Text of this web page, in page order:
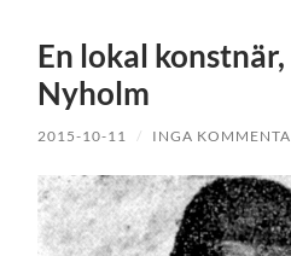
En lokal
Nyholm
2015-10-11 / INGA